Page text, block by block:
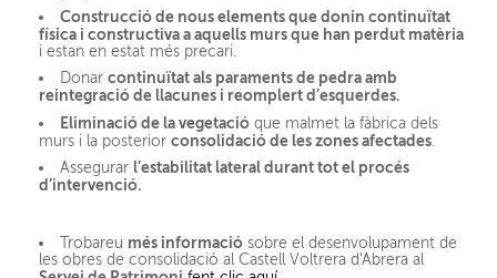
Construcció de nous elements que donin continuïtat
física i constructiva a aquells murs que han perdut matèria
i estan en estat més precari.
Donarcontinuïtat als paraments de pedra amb
reintegració de llacunes i reomplert d’esquerdes.
Eliminació de la vegetació que malmet la fàbrica dels
murs i la posteriorconsolidació de les zones afectades
Assegurar l’estabilitat lateral durant tot el procés
d’intervenció.
Trobareu més informació sobre el desenvolupament de
les obres de consolidació al Castell Voltrera d'Abrera al